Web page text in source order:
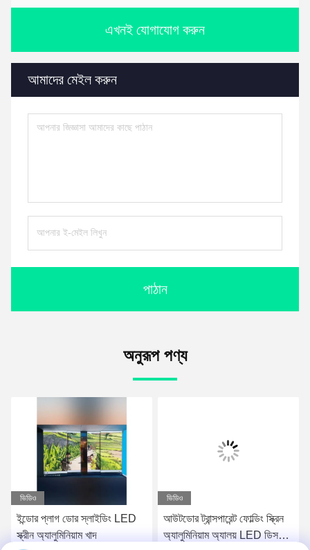
এখনই যোগাযোগ করুন
আমাদের মেইল করুন
পাঠান
অনুরূপ পণ্য
ভিডিও
ইন্ডোর প্লাগ ডোর স্লাইডিং LED
স্ক্রীন অ্যালুমিনিয়াম খাদ
ভিডিও
আউটডোর ট্রান্সপারেন্ট ফোল্ডিং স্ক্রিন
অ্যালুমিনিয়াম অ্যালয় LED ডিসপ্লে